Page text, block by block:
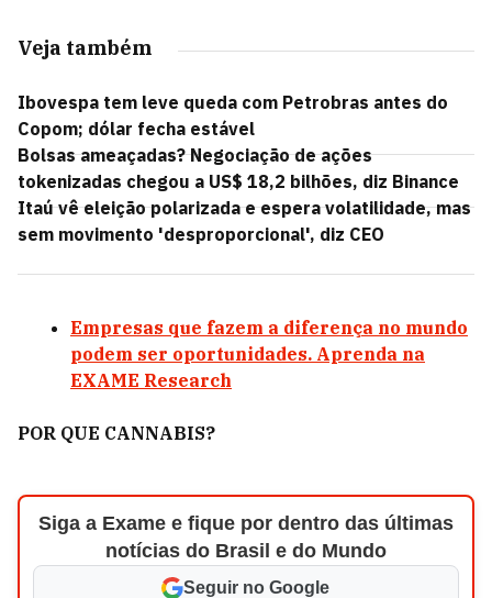
Veja também
Ibovespa tem leve queda com Petrobras antes do
Copom; dólar fecha estável
Bolsas ameaçadas? Negociação de ações
tokenizadas chegou a US$ 18,2 bilhões, diz Binance
Itaú vê eleição polarizada e espera volatilidade, mas
sem movimento 'desproporcional', diz CEO
Empresas que fazem a diferença no mundo
podem ser oportunidades. Aprenda na
EXAME Research
POR QUE CANNABIS?
Siga a Exame e fique por dentro das últimas
notícias do Brasil e do Mundo
Seguir no Google